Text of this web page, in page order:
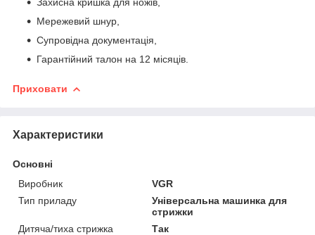
Мережевий шнур,
Супровідна документація,
Гарантійний талон на 12 місяців.
Приховати
Характеристики
Основні
Виробник
VGR
Тип приладу
Універсальна машинка для
стрижки
Дитяча/тиха стрижка
Так